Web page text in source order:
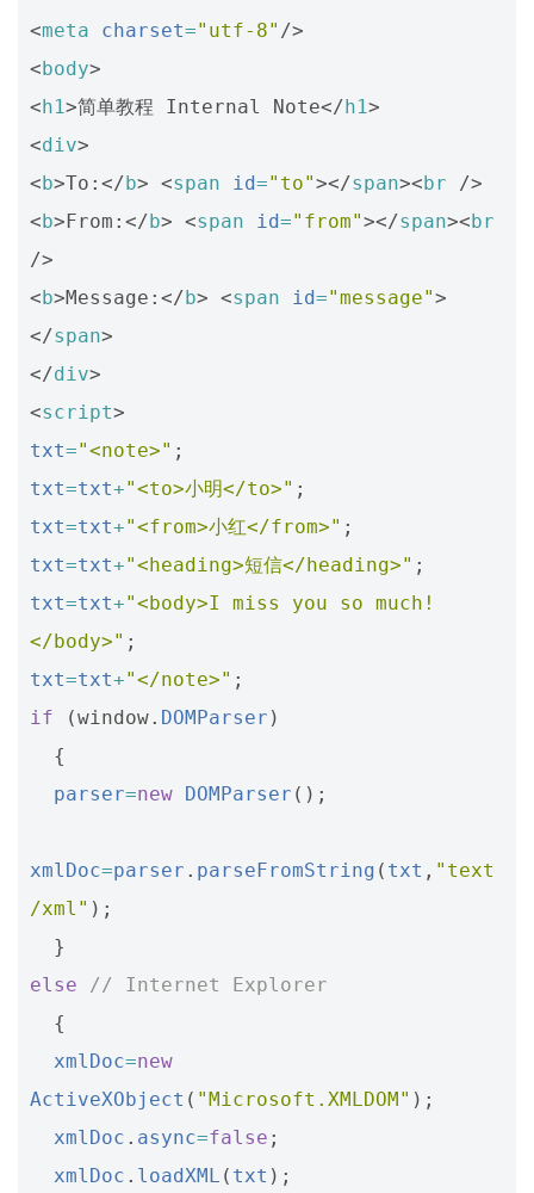
<meta charset="utf-8" />
<body>
<h1>简单教程 Internal Note</h1>
<div>
<b>To: </b> <span id="to"></span><br
/>
<b>From: </b> <span id="from"></span><br
/>
<b>Message: </b> <span id="message">
</span>
</div>
<script>
txt="<note>" ;
txt=txt+"<to>小明</to>" ;
txt=txt+"<from>小红</from>" ;
txt=txt+"<heading>短信</heading>" ;
txt=txt+"<body>I miss you so much!
</body>" ;
txt=txt+"</note>" ;
if
(window. DOMParser )
{
parser=new DOMParser ();
xmlDoc=parser . parseFromString ( txt , "text
/xml" );
}
else
// Internet Explorer
{
xmlDoc=new
ActiveXObject ( "Microsoft.XMLDOM" );
xmlDoc . async=false ;
xmlDoc . loadXML ( txt );